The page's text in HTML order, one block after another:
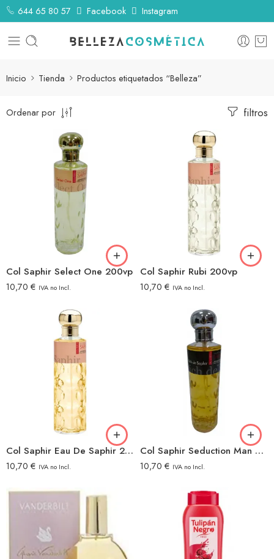
644 65 80 57 Facebook Instagram
Inicio Tienda Productos etiquetados “Belleza”
filtros
Ordenar por
Col Saphir Select One 200vp
10,70 € IVA no Incl.
Col Saphir Rubi 200vp
10,70 € IVA no Incl.
Col Saphir Eau De Saphir 200vp
10,70 € IVA no Incl.
Col Saphir Seduction Man 200vp
10,70 € IVA no Incl.